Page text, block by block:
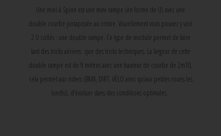
Une mini à Spine est une mini rampe (en forme de U) avec une
double courbe juxtaposée au centre. Visuellement vous pouvez y voir
2 U collés : une double rampe. Ce type de module permet de faire
tant des tricks aériens que des tricks techniques. La largeur de cette
double rampe est de 9 mètres avec une hauteur de courbe de 2m10,
cela permet aux riders (BMX, DIRT, VÉLO ainsi qu’aux petites roues les
lundis), d’évoluer dans des conditions optimales.